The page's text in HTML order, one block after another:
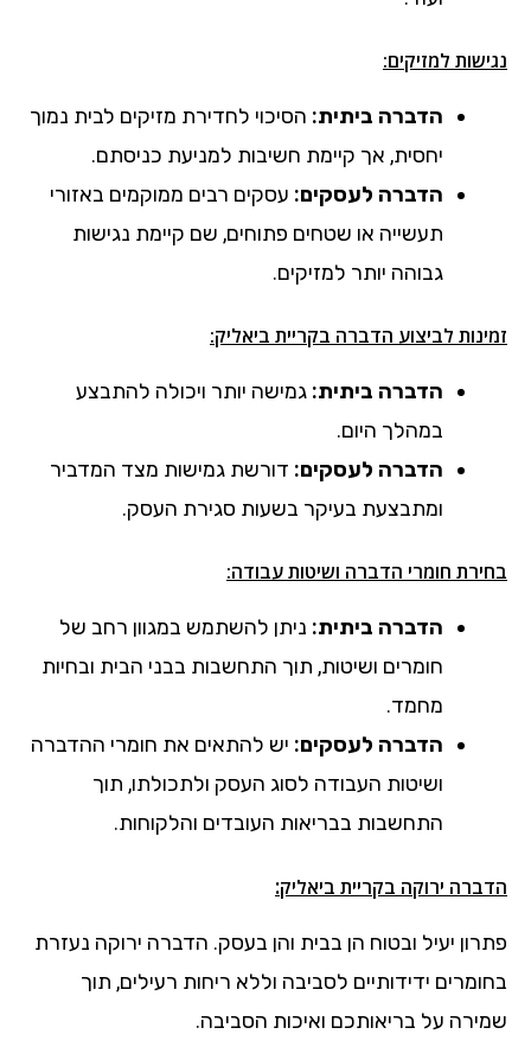
נגישות למזיקים:
הדברה ביתית: הסיכוי לחדירת מזיקים לבית נמוך
יחסית, אך קיימת חשיבות למניעת כניסתם.
הדברה לעסקים: עסקים רבים ממוקמים באזורי
תעשייה או שטחים פתוחים, שם קיימת נגישות
גבוהה יותר למזיקים.
זמינות לביצוע הדברה בקריית ביאליק:
הדברה ביתית: גמישה יותר ויכולה להתבצע
במהלך היום.
הדברה לעסקים: דורשת גמישות מצד המדביר
ומתבצעת בעיקר בשעות סגירת העסק.
בחירת חומרי הדברה ושיטות עבודה:
הדברה ביתית: ניתן להשתמש במגוון רחב של
חומרים ושיטות, תוך התחשבות בבני הבית ובחיות
מחמד.
הדברה לעסקים: יש להתאים את חומרי ההדברה
ושיטות העבודה לסוג העסק ולתכולתו, תוך
התחשבות בבריאות העובדים והלקוחות.
הדברה ירוקה בקריית ביאליק:
פתרון יעיל ובטוח הן בבית והן בעסק. הדברה ירוקה נעזרת
בחומרים ידידותיים לסביבה וללא ריחות רעילים, תוך
שמירה על בריאותכם ואיכות הסביבה.